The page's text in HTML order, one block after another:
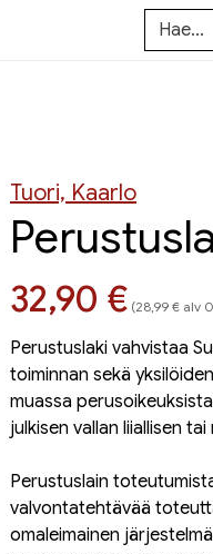
Tuori, Kaarlo
Hinta nyt
32,90 € (28,99 € alv
Perustuslaki vahvistaa
toiminnan sekä
muassa
julkisen vallan liiallisen
Perustuslain
valvontatehtävää
omaleimainen